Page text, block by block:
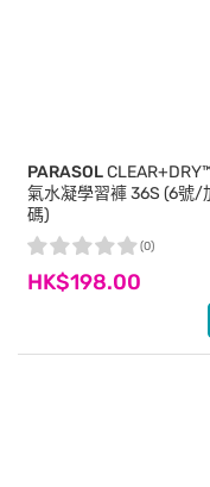
PARASOL
氣水凝學習褲 36S (6號/
碼)
HK$198.00
(0)